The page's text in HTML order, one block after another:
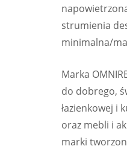
strumienia
minimalna/
Marka
do dobrego,
łazienkowej i
oraz mebli i
marki